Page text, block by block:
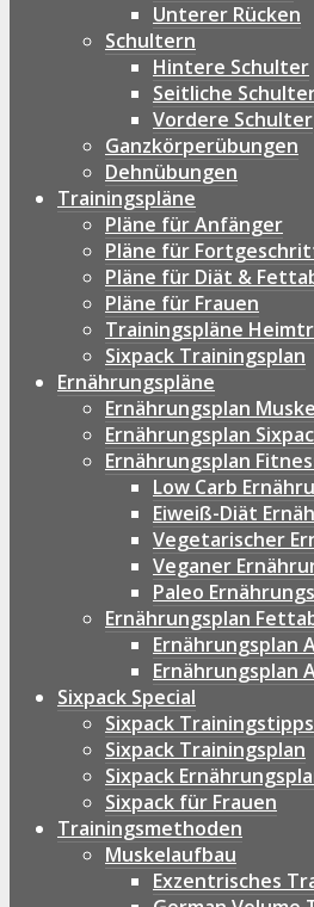
Unterer Rücken
Schultern
Hintere Schulter
Seitliche
Vordere Schulter
Ganzkörperübungen
Dehnübungen
Trainingspläne
Pläne für Anfänger
Pläne für
Pläne für Diät &
Pläne für Frauen
Trainingspläne
Sixpack Trainingsplan
Ernährungspläne
Ernährungsplan
Ernährungsplan
Ernährungsplan
Low Carb
Eiweiß-Diät
Vegetarischer
Veganer
Paleo
Ernährungsplan
Ernährungsplan
Ernährungsplan
Sixpack Special
Sixpack Trainingstipps
Sixpack Trainingsplan
Sixpack
Sixpack für Frauen
Trainingsmethoden
Muskelaufbau
Exzentrisches